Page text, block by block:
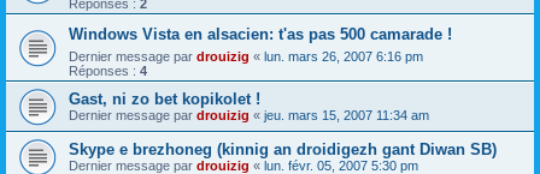
Réponses : 2
Windows Vista en alsacien: t'as pas 500 camarade !
Dernier message par drouizig « lun. mars 26, 2007 6:16 pm
Réponses : 4
Gast, ni zo bet kopikolet !
Dernier message par drouizig « jeu. mars 15, 2007 11:34 am
Skype e brezhoneg (kinnig an droidigezh gant Diwan SB)
Dernier message par drouizig « lun. févr. 05, 2007 5:30 pm